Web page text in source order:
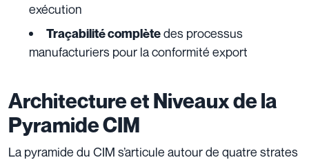
exécution
Traçabilité complètedes processus
manufacturiers pour la conformité export
Architecture et Niveaux de la
Pyramide CIM
La pyramide du CIM s’articule autour de quatre strates